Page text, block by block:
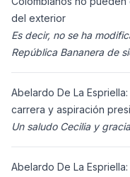
del exterior
Es decir, no se ha
República Bananera de
Abelardo De La
carrera y aspiración
Un saludo Cecilia y
Abelardo De La